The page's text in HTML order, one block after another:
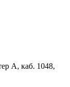
А, каб. 1048,